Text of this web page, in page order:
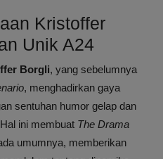
Kristoffer
Unik A24
Borgli, yang sebelumnya
, menghadirkan gaya
sentuhan humor gelap dan
ini membuat The Drama
umumnya, memberikan